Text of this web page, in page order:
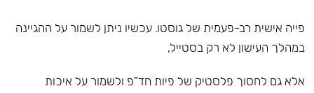
פייה אישית רב-פעמית של גוסטו. עכשיו ניתן לשמור על ההגיינה
במהלך העישון לא רק בסטייל,
אלא גם לחסוך פלסטיק של פיות חד”פ ולשמור על איכות